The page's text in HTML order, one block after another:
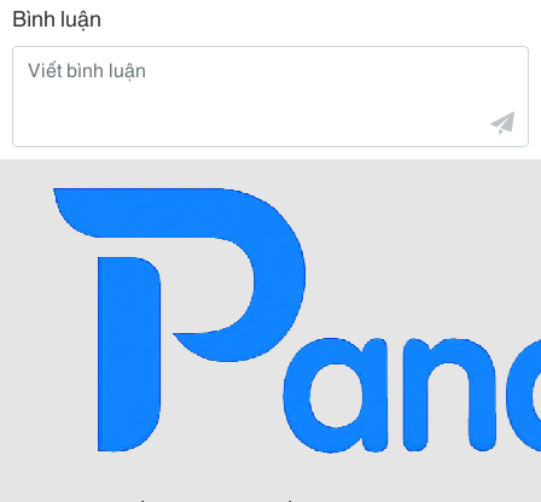
Bình luận